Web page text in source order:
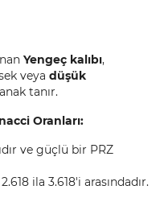
Yengeç kalıbı,
veya düşük
tanır.
Oranları:
ve güçlü bir PRZ
ila 3.618'i arasındadır.